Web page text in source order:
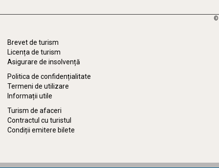
©
Brevet de turism
Licența de turism
Asigurare de insolvență
Politica de confidențialitate
Termeni de utilizare
Informații utile
Turism de afaceri
Contractul cu turistul
Condiții emitere bilete